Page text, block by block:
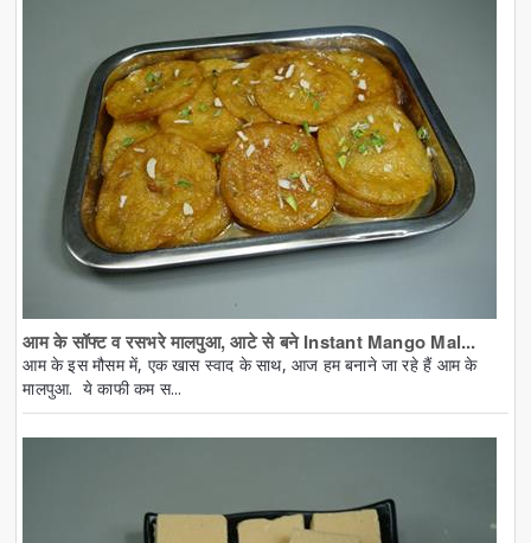
आम के सॉफ्ट व रसभरे मालपुआ, आटे से बने Instant Mango Mal...
आम के इस मौसम में, एक खास स्वाद के साथ, आज हम बनाने जा रहे हैं आम के
मालपुआ. ये काफी कम स...